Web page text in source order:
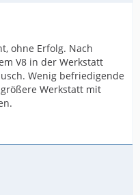
ohne Erfolg. Nach
V8 in der Werkstatt
Wenig befriedigende
Werkstatt mit